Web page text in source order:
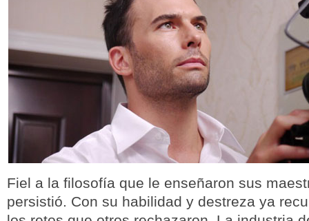
Fiel a la filosofía que le enseñaron sus
persistió. Con su habilidad y destreza ya